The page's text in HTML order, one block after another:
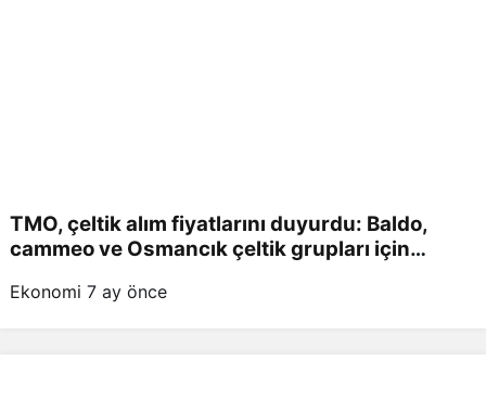
TMO, çeltik alım fiyatlarını duyurdu: Baldo,
cammeo ve Osmancık çeltik grupları için
Ekonomi 7 ay önce